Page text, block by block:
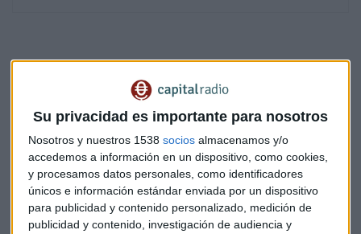
Su privacidad es importante para nosotros
Nosotros y nuestros 1538 socios almacenamos y/o
accedemos a información en un dispositivo, como cookies,
y procesamos datos personales, como identificadores
únicos e información estándar enviada por un dispositivo
para publicidad y contenido personalizado, medición de
publicidad y contenido, investigación de audiencia y
Un 72% de las empresas encuestadas cree que la revolución
digital tendrá un impacto alto en el cambio de los perfiles
laborales. El problema es que los jóvenes no están
cumpliendo bien con este requisito, porqueel 68% de las
empresas no está encontrando perfiles con
conocimientos de nuevas tecnologías, entre los que
podríamos encontrar conocimientos de big data o
blockchain.